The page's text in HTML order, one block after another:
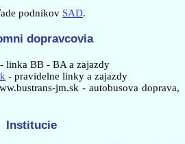
podnikov SAD.
dopravcovia
linka BB - BA a zajazdy
- pravidelne linky a zajazdy
jm.sk - autobusova doprava,
Institucie